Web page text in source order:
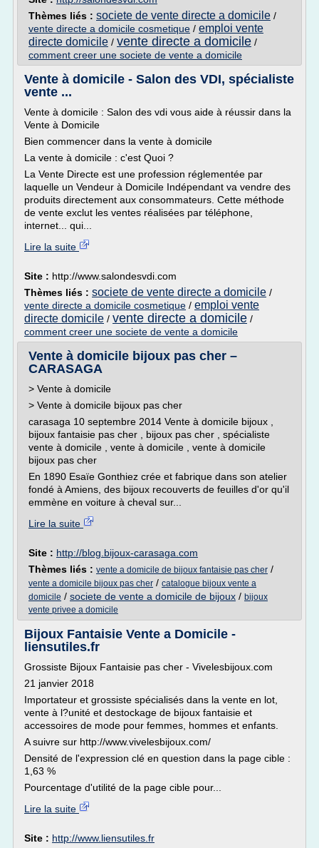
Thèmes liés : societe de vente directe a domicile /
vente directe a domicile cosmetique / emploi vente
directe domicile / vente directe a domicile /
comment creer une societe de vente a domicile
Vente à domicile - Salon des VDI, spécialiste
vente ...
Vente à domicile : Salon des vdi vous aide à réussir dans la
Vente à Domicile
Bien commencer dans la vente à domicile
La vente à domicile : c'est Quoi ?
La Vente Directe est une profession réglementée par
laquelle un Vendeur à Domicile Indépendant va vendre des
produits directement aux consommateurs. Cette méthode
de vente exclut les ventes réalisées par téléphone,
internet... qui...
Lire la suite
Site : http://www.salondesvdi.com
Thèmes liés : societe de vente directe a domicile /
vente directe a domicile cosmetique / emploi vente
directe domicile / vente directe a domicile /
comment creer une societe de vente a domicile
Vente à domicile bijoux pas cher –
CARASAGA
> Vente à domicile
> Vente à domicile bijoux pas cher
carasaga 10 septembre 2014 Vente à domicile bijoux ,
bijoux fantaisie pas cher , bijoux pas cher , spécialiste
vente à domicile , vente à domicile , vente à domicile
bijoux pas cher
En 1890 Esaïe Gonthiez crée et fabrique dans son atelier
fondé à Amiens, des bijoux recouverts de feuilles d'or qu'il
emmène en voiture à cheval sur...
Lire la suite
Site : http://blog.bijoux-carasaga.com
Thèmes liés : vente a domicile de bijoux fantaisie pas cher /
vente a domicile bijoux pas cher / catalogue bijoux vente a
domicile / societe de vente a domicile de bijoux / bijoux
vente privee a domicile
Bijoux Fantaisie Vente a Domicile -
liensutiles.fr
Grossiste Bijoux Fantaisie pas cher - Vivelesbijoux.com
21 janvier 2018
Importateur et grossiste spécialisés dans la vente en lot,
vente à l?unité et destockage de bijoux fantaisie et
accessoires de mode pour femmes, hommes et enfants.
A suivre sur http://www.vivelesbijoux.com/
Densité de l'expression clé en question dans la page cible :
1,63 %
Pourcentage d'utilité de la page cible pour...
Lire la suite
Site : http://www.liensutiles.fr